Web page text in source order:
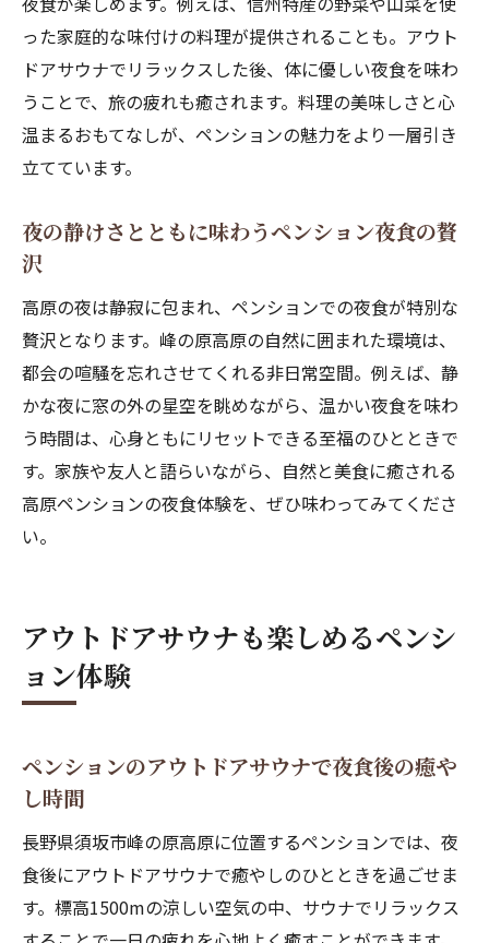
夜食
栄養バランスも考えられたペンション夜食
合宿の思い出になる高原ペンション夜食の
時間
標高1500mの涼しさと夜食で癒やされる宿泊体
標高1500mのペンション夜食で非日常を満
涼やかな高地で味わう特別なペンション夜
食
ペンションならではの癒やしと夜食の贅沢
体験
心地よい夜風とともに楽しむ高原ペンショ
ン夜食
高原の自然を感じながら味わう夜食の魅力
登山やバイク旅の立ち寄りに最適なペンション
夜食
登山の後に味わうペンション夜食の贅沢
食
ポット
ペンション夜食はアクティブ派にも大満足
自然散策後にも嬉しいペンション夜食の魅
った家庭的な味付けの料理が提供されることも。アウト
ドアサウナでリラックスした後、体に優しい夜食を味わ
うことで、旅の疲れも癒されます。料理の美味しさと心
温まるおもてなしが、ペンションの魅力をより一層引き
立てています。
夜の静けさとともに味わうペンション夜食の贅
沢
高原の夜は静寂に包まれ、ペンションでの夜食が特別な
贅沢となります。峰の原高原の自然に囲まれた環境は、
都会の喧騒を忘れさせてくれる非日常空間。例えば、静
かな夜に窓の外の星空を眺めながら、温かい夜食を味わ
う時間は、心身ともにリセットできる至福のひとときで
す。家族や友人と語らいながら、自然と美食に癒される
高原ペンションの夜食体験を、ぜひ味わってみてくださ
い。
アウトドアサウナも楽しめるペンシ
ョン体験
ペンションのアウトドアサウナで夜食後の癒や
し時間
長野県須坂市峰の原高原に位置するペンションでは、夜
食後にアウトドアサウナで癒やしのひとときを過ごせま
す。標高1500mの涼しい空気の中、サウナでリラックス